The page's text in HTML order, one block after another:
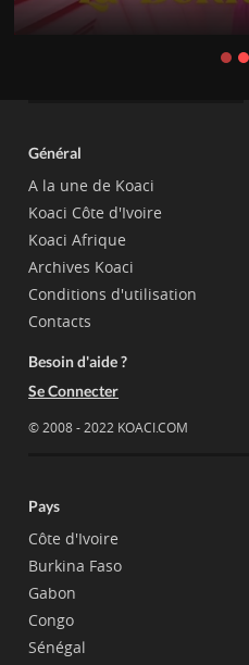
Général
A la une de Koaci
Koaci Côte d'Ivoire
Koaci Afrique
Archives Koaci
Conditions d'utilisation
Contacts
Besoin d'aide ?
Se Connecter
© 2008 - 2022 KOACI.COM
Pays
Côte d'Ivoire
Burkina Faso
Gabon
Congo
Sénégal